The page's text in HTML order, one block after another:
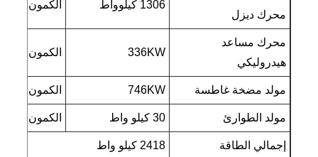
محرك ديزل
1306 كيلوواط الكمون
محرك مساعد
هيدروليكي
336KW الكمون
مولد مضخة غاطسة 746KW الكمون
مولد الطوارئ 30 كيلو واط الكمون
إجمالي الطاقة 2418 كيلو واط